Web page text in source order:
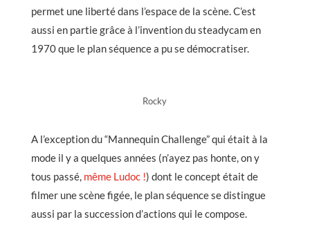
permet une liberté dans l’espace de la scène. C’est
aussi en partie grâce à l’invention du steadycam en
1970 que le plan séquence a pu se démocratiser.
Rocky
A l’exception du “Mannequin Challenge” qui était à la
mode il y a quelques années (n’ayez pas honte, on y
tous passé, même Ludoc !) dont le concept était de
filmer une scène figée, le plan séquence se distingue
aussi par la succession d’actions qui le compose.